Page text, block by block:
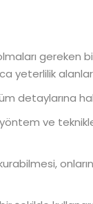
yeterlilik
detaylarına
ve